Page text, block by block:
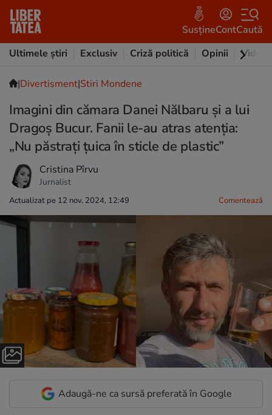
SusțineContCaută
Ultimele știri
Exclusiv Criză politică Opinii Video
|Divertisment|Stiri Mondene
Imagini din cămara Danei Nălbaru și a lui
Dragoș Bucur. Fanii le-au atras atenția:
„Nu păstrați țuica în sticle de plastic”
Cristina Pîrvu
Jurnalist
Actualizat pe 12 nov. 2024, 12:49 Comentează
Adaugă-ne ca sursă preferată în Google